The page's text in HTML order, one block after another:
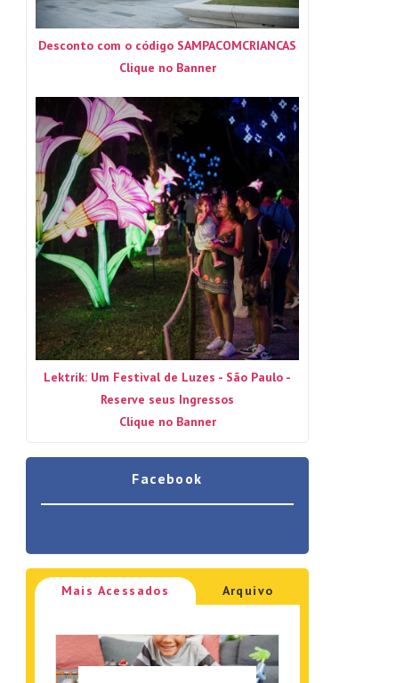
Desconto com o código SAMPACOMCRIANCAS
Clique no Banner
Lektrik: Um Festival de Luzes - São Paulo -
Reserve seus Ingressos
Clique no Banner
Facebook
Mais Acessados Arquivo